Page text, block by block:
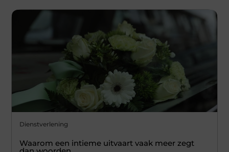
Dienstverlening
Waarom een intieme uitvaart vaak meer zegt